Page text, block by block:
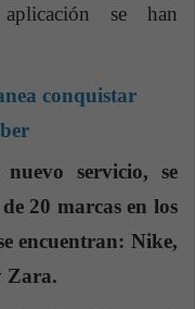
se han
conquistar
servicio, se
20 marcas en los
encuentran: Nike,
Zara.